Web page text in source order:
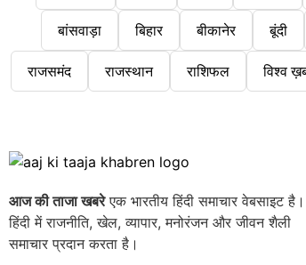
बांसवाड़ा बिहार बीकानेर बूंदी
राजसमंद राजस्थान राशिफल विश्व
आज की ताजा खबरेएक भारतीय हिंदी समाचार वेबसाइट
हिंदी में राजनीति, खेल, व्यापार, मनोरंजन और जीवन शैली
समाचार प्रदान करता है।